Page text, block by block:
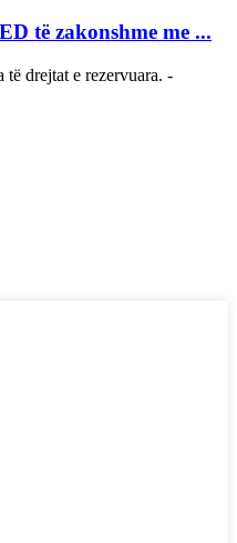
të zakonshme me ...
drejtat e rezervuara. -